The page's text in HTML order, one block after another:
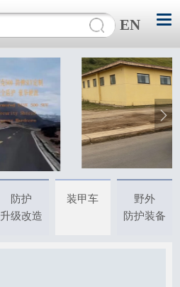
EN
防护
升级改造
装甲车
野外
防护装备